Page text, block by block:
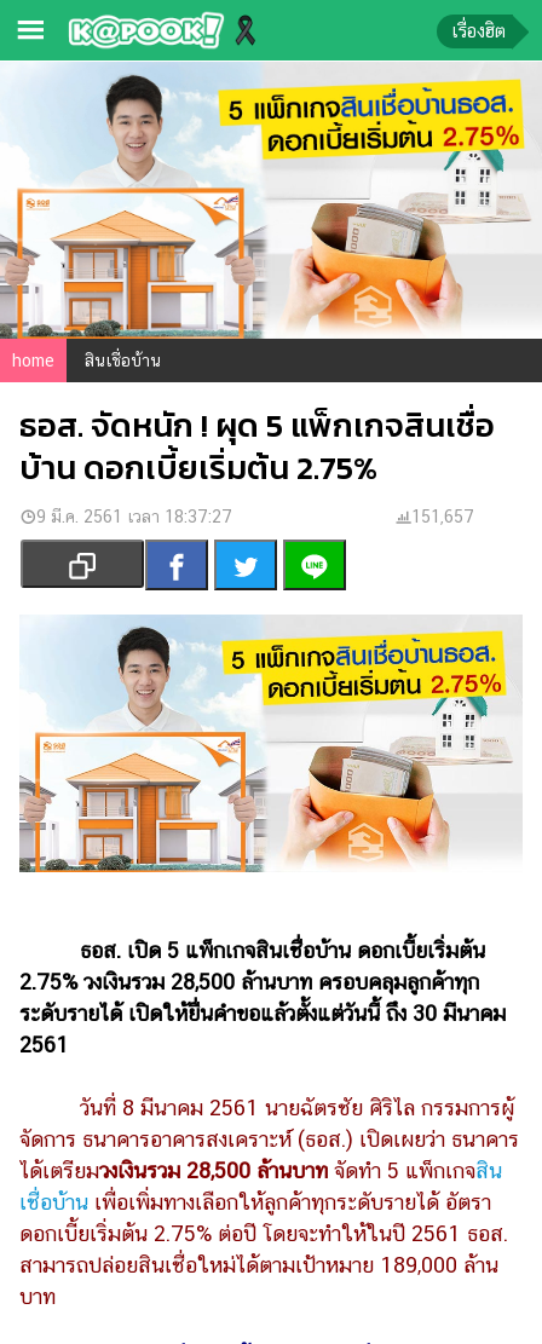
รู้
ข่าว
ข่าว
บันเทิง
หวย
ผล
บอล
สด
การ
เงิน
การ
ศึกษา
รูปภาพ
ดู
หนัง
Music
บันเทิง
เกาหลี
ไลฟ์
ดูด
วง
หญิง
ผู้ชาย
เรื่องฮิต
home สินเชื่อบ้าน
ธอส. จัดหนัก ! ผุด 5 แพ็กเกจสินเชื่อ
บ้าน ดอกเบี้ยเริ่มต้น 2.75%
9 มี.ค. 2561 เวลา 18:37:27 151,657
ธอส. เปิด 5 แพ็กเกจสินเชื่อบ้าน ดอกเบี้ยเริ่มต้น
2.75% วงเงินรวม 28,500 ล้านบาท ครอบคลุมลูกค้าทุก
ระดับรายได้ เปิดให้ยื่นคำขอแล้วตั้งแต่วันนี้ ถึง 30 มีนาคม
2561
วันที่ 8 มีนาคม 2561 นายฉัตรชัย ศิริไล กรรมการผู้
จัดการ ธนาคารอาคารสงเคราะห์ (ธอส.) เปิดเผยว่า ธนาคาร
ได้เตรียมวงเงินรวม 28,500 ล้านบาท จัดทำ 5 แพ็กเกจสิน
เชื่อบ้าน เพื่อเพิ่มทางเลือกให้ลูกค้าทุกระดับรายได้ อัตรา
ดอกเบี้ยเริ่มต้น 2.75% ต่อปี โดยจะทำให้ในปี 2561 ธอส.
สามารถปล่อยสินเชื่อใหม่ได้ตามเป้าหมาย 189,000 ล้าน
บาท